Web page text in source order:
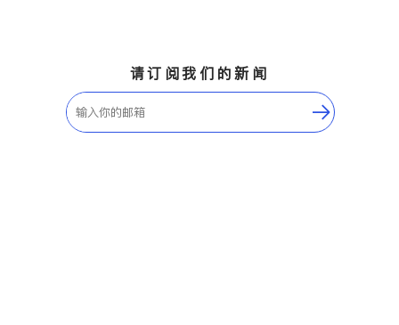
请订阅我们的新闻